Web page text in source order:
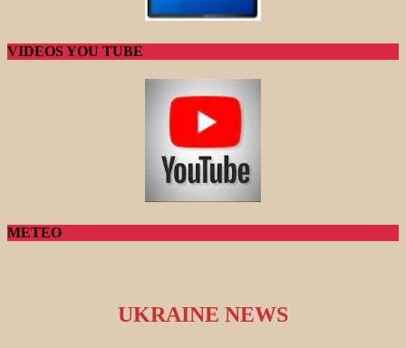
VIDEOS YOU TUBE
METEO
UKRAINE NEWS